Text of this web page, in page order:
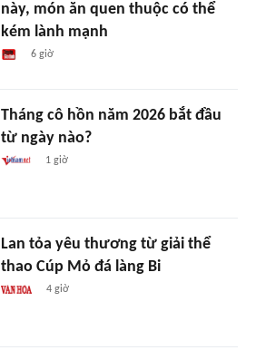
này, món ăn quen thuộc có thể
kém lành mạnh
6 giờ
Tháng cô hồn năm 2026 bắt đầu
từ ngày nào?
1 giờ
Lan tỏa yêu thương từ giải thể
thao Cúp Mỏ đá làng Bi
4 giờ